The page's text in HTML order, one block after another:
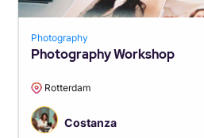
Photography
Photography Workshop
Rotterdam
Costanza